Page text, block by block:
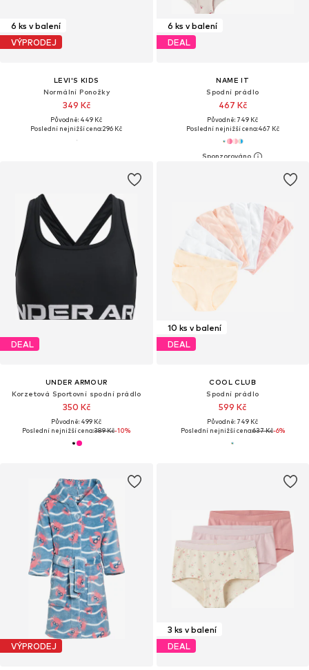
6 ks v balení
VÝPRODEJ
LEVI'S KIDS
Normální Ponožky
349 Kč
Původně: 449 Kč
Poslední nejnižší cena:296 Kč
6 ks v balení
DEAL
NAME IT
Spodní prádlo
467 Kč
Původně: 749 Kč
Poslední nejnižší cena:467 Kč
DEAL
UNDER ARMOUR
Korzetová Sportovní spodní prádlo
350 Kč
Původně: 499 Kč
Poslední nejnižší cena:389 Kč-10%
10 ks v balení
DEAL
COOL CLUB
Spodní prádlo
599 Kč
Původně: 749 Kč
Poslední nejnižší cena:637 Kč-6%
VÝPRODEJ
3 ks v balení
DEAL